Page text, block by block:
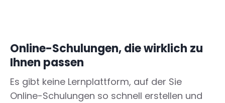
Online-Schulungen, die wirklich zu
Ihnen passen
Es gibt keine Lernplattform, auf der Sie
Online-Schulungen so schnell erstellen und